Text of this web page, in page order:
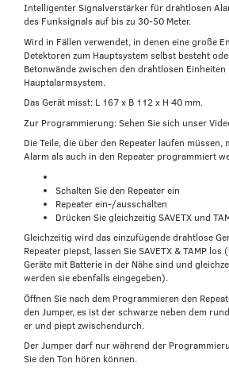
Intelligenter Signalverstärker für drahtlosen
des Funksignals auf bis zu 30-50 Meter.
Wird in Fällen verwendet, in denen eine große
Detektoren zum Hauptsystem selbst besteht
Betonwände zwischen den drahtlosen Einheiten
Hauptalarmsystem.
Das Gerät misst: L 167 x B 112 x H 40 mm.
Zur Programmierung: Sehen Sie sich unser
Die Teile, die über den Repeater laufen müssen,
Alarm als auch in den Repeater programmiert
Schalten Sie den Repeater ein
Repeater ein-/ausschalten
Drücken Sie gleichzeitig SAVETX und
Gleichzeitig wird das einzufügende drahtlose
Repeater piepst, lassen Sie SAVETX & TAMP
Geräte mit Batterie in der Nähe sind und
werden sie ebenfalls eingegeben).
Öffnen Sie nach dem Programmieren den
den Jumper, es ist der schwarze neben dem
er und piept zwischendurch.
Der Jumper darf nur während der
Sie den Ton hören können.